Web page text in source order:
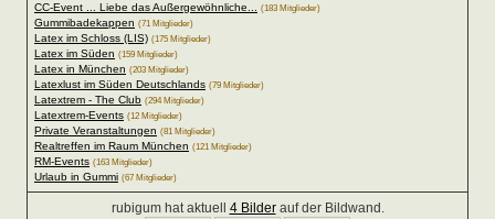
CC-Event ... Liebe das Außergewöhnliche...
(183 Mitglieder)
Gummibadekappen (71 Mitglieder)
Latex im Schloss (LIS) (175 Mitglieder)
Latex im Süden (159 Mitglieder)
Latex in München (203 Mitglieder)
Latexlust im Süden Deutschlands (79 Mitglieder)
Latextrem - The Club (294 Mitglieder)
Latextrem-Events (12 Mitglieder)
Private Veranstaltungen (81 Mitglieder)
Realtreffen im Raum München (121 Mitglieder)
RM-Events (163 Mitglieder)
Urlaub in Gummi (67 Mitglieder)
rubigum hat aktuell 4 Bilderauf der Bildwand.